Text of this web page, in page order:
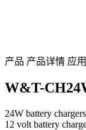
产品 产品详情 应
W&T-
24W battery chargers
12 volt battery